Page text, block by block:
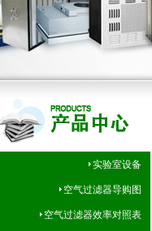
实验室设备
空气过滤器导购图
空气过滤器效率对照表